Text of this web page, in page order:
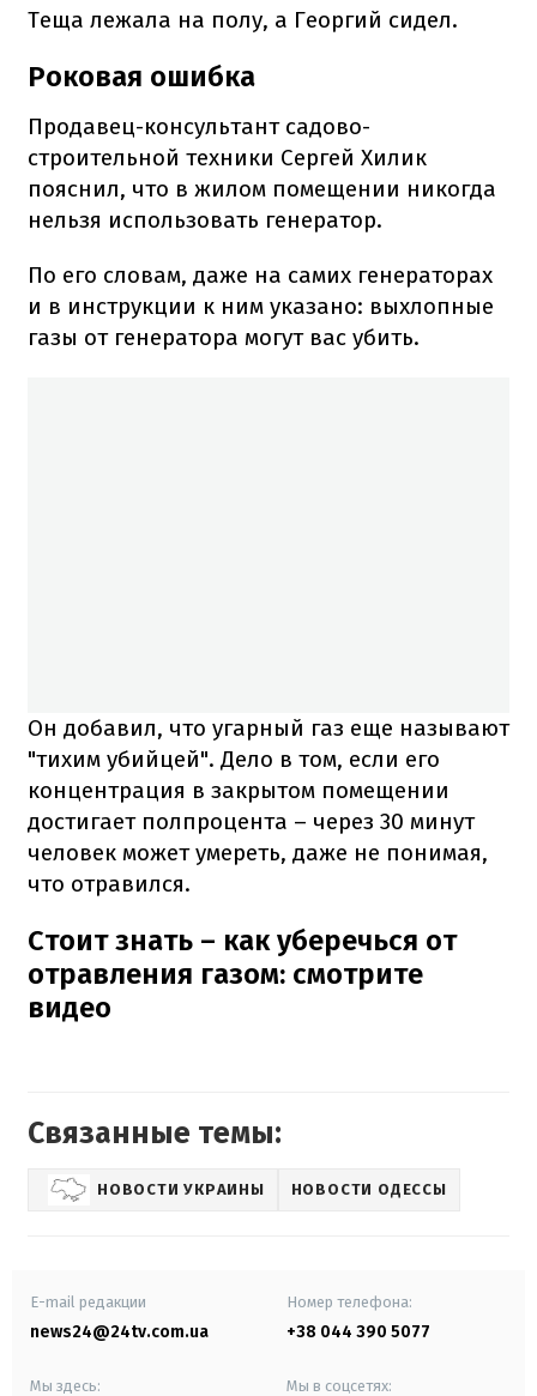
Теща лежала на полу, а Георгий сидел.
Роковая ошибка
Продавец-консультант садово-
строительной техники Сергей Хилик
пояснил, что в жилом помещении никогда
нельзя использовать генератор.
По его словам, даже на самих генераторах
и в инструкции к ним указано: выхлопные
газы от генератора могут вас убить.
Он добавил, что угарный газ еще называют
"тихим убийцей". Дело в том, если его
концентрация в закрытом помещении
достигает полпроцента – через 30 минут
человек может умереть, даже не понимая,
что отравился.
Стоит знать – как уберечься от
отравления газом: смотрите
видео
Связанные темы:
НОВОСТИ УКРАИНЫ НОВОСТИ ОДЕССЫ
E-mail редакции
news24@24tv.com.ua
Номер телефона:
+38 044 390 5077
Мы здесь: Мы в соцсетях: